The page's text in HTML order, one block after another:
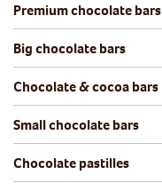
Premium chocolate bars
Big chocolate bars
Chocolate & cocoa bars
Small chocolate bars
Chocolate pastilles